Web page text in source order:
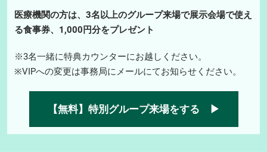
医療機関の方は、3名以上のグループ来場で展示会場で使え
る食事券、1,000円分をプレゼント
※3名一緒に特典カウンターにお越しください。
※VIPへの変更は事務局にメールにてお知らせください。
【無料】特別グループ来場をする ▶